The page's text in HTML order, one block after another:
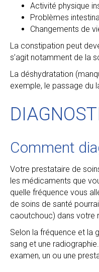
Activité physique
Problèmes
Changements de
La constipation peut
s’agit notamment de la
La déshydratation
exemple, le passage du
Comment
Votre prestataire de
les médicaments que
quelle fréquence vous
de soins de santé
caoutchouc) dans votre
Selon la fréquence et la
sang et une
examen, un ou une